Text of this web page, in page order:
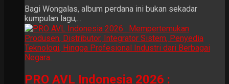
Bagi Wongalas, album perdana ini bukan sekadar
kumpulan lagu,...
PRO AVL Indonesia 2026 :